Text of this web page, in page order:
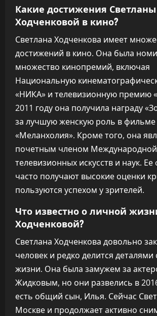
Какие достижения Светланы
Ходченковой в кино?
Светлана Ходченкова имеет
достижений в кино. Она была
множество кинопремий, включая
Национальную
«НИКА» и телевизионную премию
2011 году она получила награду
за лучшую женскую роль в фильме
«Меланхолия». Кроме того, она
почетным членом
телевизионных искусств и наук.
часто получают высокие оценки
пользуются успехом у зрителей.
Что известно о личной
Ходченковой?
Светлана Ходченкова довольно
человек и редко делится
жизни. Она была замужем за
Жидковым, но они развелись в
есть общий сын, Илья. Сейчас
Москве и продолжает активно